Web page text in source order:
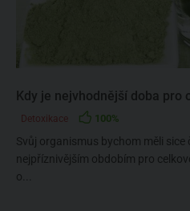
Kdy je nejvhodnější doba pro
Detoxikace 100%
Svůj organismus bychom měli sice
nejpříznivějším obdobím pro
o...